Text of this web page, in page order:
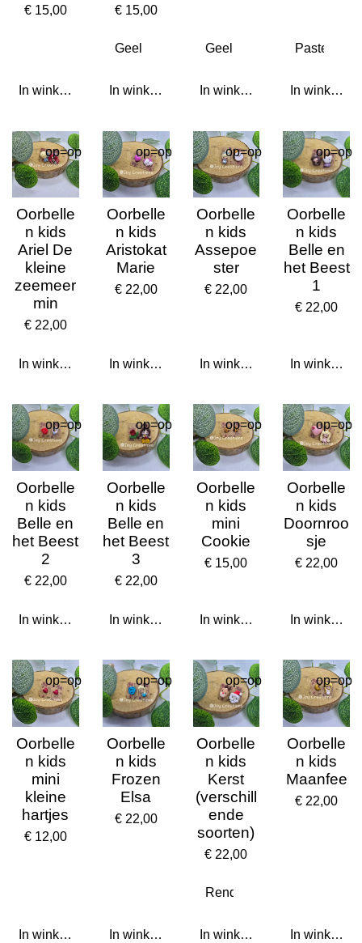
€ 15,00
In winkelwagen
€ 15,00
In winkelwagen In winkelwagen In
op=op
Oorbelle
n kids
Ariel De
kleine
zeemeer
min
€ 22,00
In winkelwagen
op=op
Oorbelle
n kids
Aristokat
Marie
€ 22,00
In winkelwagen
op=op
Oorbelle
n kids
Assepoe
ster
€ 22,00
In winkelwagen
op=op
Oorbelle
n kids
Belle en
het Beest
1
€ 22,00
In
op=op
Oorbelle
n kids
Belle en
het Beest
2
€ 22,00
In winkelwagen
op=op
Oorbelle
n kids
Belle en
het Beest
3
€ 22,00
In winkelwagen
op=op
Oorbelle
n kids
mini
Cookie
€ 15,00
In winkelwagen
op=op
Oorbelle
n kids
Doornroo
sje
€ 22,00
In
op=op
Oorbelle
n kids
mini
kleine
hartjes
€ 12,00
In winkelwagen
op=op
Oorbelle
n kids
Frozen
Elsa
€ 22,00
In winkelwagen
op=op
Oorbelle
n kids
Kerst
(verschill
ende
soorten)
€ 22,00
In winkelwagen
op=op
Oorbelle
n kids
Maanfee
€ 22,00
In